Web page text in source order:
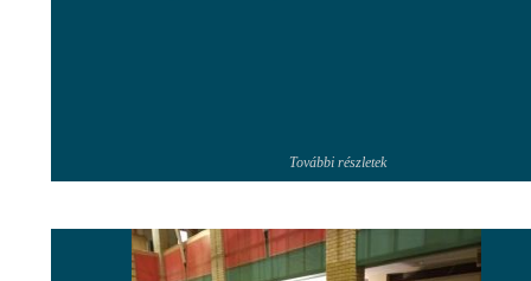
További részletek